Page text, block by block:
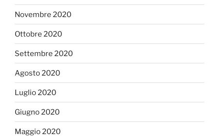
Novembre 2020
Ottobre 2020
Settembre 2020
Agosto 2020
Luglio 2020
Giugno 2020
Maggio 2020